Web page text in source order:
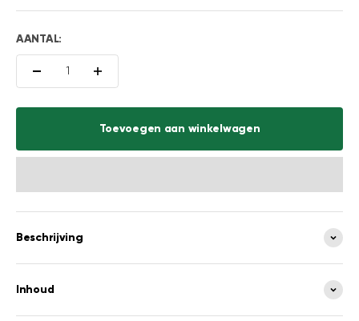
AANTAL:
Toevoegen aan winkelwagen
Beschrijving
Inhoud